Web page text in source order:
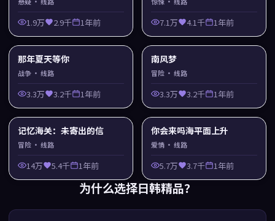
1.9万 2.9千 1年前 7.1万 4.1千 1年前
那年夏天等你
战争 · 线路
3.3万 3.2千 1年前
南风梦
冒险 · 线路
3.3万 3.2千 1年前
记忆海关：未寄出的信
冒险 · 线路
14万 5.4千 1年前
你会来吗海平面上升
爱情 · 线路
5.7万 3.7千 1年前
为什么选择日韩精品？